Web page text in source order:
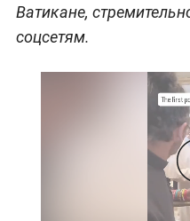
Ватикане,
соцсетям.